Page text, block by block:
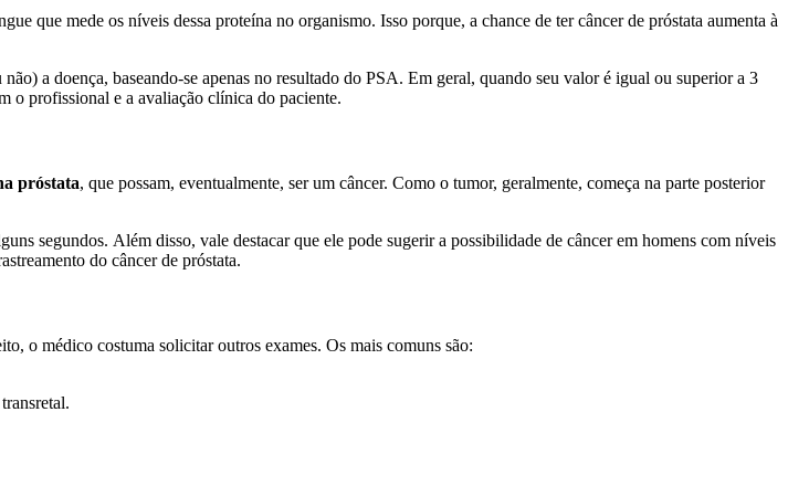
que mede os níveis dessa proteína no organismo. Isso porque, a chance de ter câncer de próstata aumenta à
a doença, baseando-se apenas no resultado do PSA. Em geral, quando seu valor é igual ou superior a 3
o profissional e a avaliação clínica do paciente.
próstata, que possam, eventualmente, ser um câncer. Como o tumor, geralmente, começa na parte posterior
segundos. Além disso, vale destacar que ele pode sugerir a possibilidade de câncer em homens com níveis
do câncer de próstata.
o médico costuma solicitar outros exames. Os mais comuns são: